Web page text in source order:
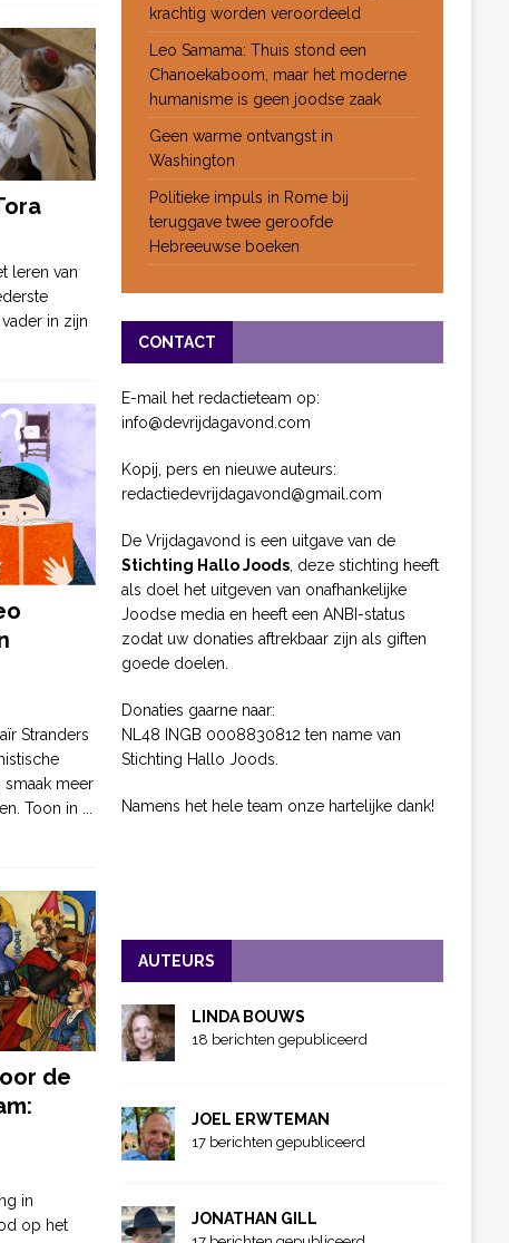
leren van
in zijn
Stranders
smaak meer
Toon in
de
in
op het
krachtig worden veroordeeld
Leo Samama: Thuis stond een
Chanoekaboom, maar het moderne
humanisme is geen joodse zaak
Geen warme ontvangst in
Washington
Politieke impuls in Rome bij
teruggave twee geroofde
Hebreeuwse boeken
CONTACT
E-mail het redactieteam op:
info@devrijdagavond.com
Kopij, pers en nieuwe auteurs:
redactiedevrijdagavond@gmail.com
De Vrijdagavond is een uitgave van de
Stichting Hallo Joods, deze stichting heeft
als doel het uitgeven van onafhankelijke
Joodse media en heeft een ANBI-status
zodat uw donaties aftrekbaar zijn als giften
goede doelen.
Donaties gaarne naar:
NL48 INGB 0008830812 ten name van
Stichting Hallo Joods.
Namens het hele team onze hartelijke dank!
AUTEURS
LINDA BOUWS
18 berichten gepubliceerd
JOEL ERWTEMAN
17 berichten gepubliceerd
JONATHAN GILL